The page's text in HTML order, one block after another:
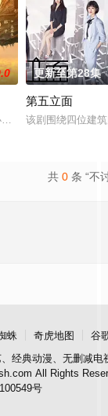
的喜欢。”那个夜晚
阴阳宅，江淮被掳
生企业，实业报国
更新至第28集
第五立面
该剧围绕四位建
共 0 条 “不
蛛 奇虎地图 谷
经典动漫、无删减电
All Rights
号